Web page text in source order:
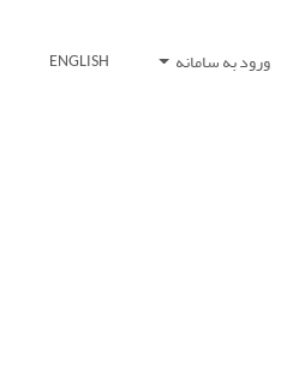
ورود به سامانه ENGLISH